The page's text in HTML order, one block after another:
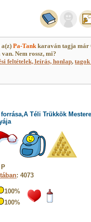
a(z)Pa-Tankkaraván tagja már
Nem rossz, mi?
feltételek, leírás, honlap,
Téli Trükkök
: 4073
100%
100%